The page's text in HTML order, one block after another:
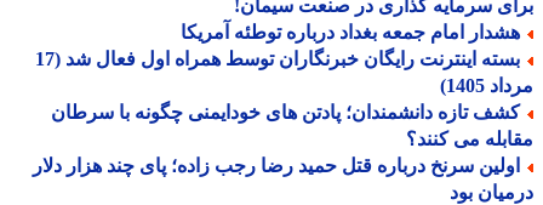
سرمایه گذاری در صنعت سیمان!
امام جمعه بغداد درباره توطئه آمریکا
بسته اینترنت رایگان خبرنگاران توسط همراه اول فعال شد (17
1405)
تازه دانشمندان؛ پادتن های خودایمنی چگونه با سرطان
می کنند؟
سرنخ درباره قتل حمید رضا رجب زاده؛ پای چند هزار دلار
بود